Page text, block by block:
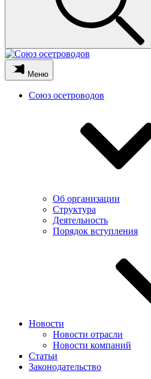
Меню
Союз осетроводов
Об организации
Структура
Деятельность
Порядок вступления
Новости
Новости отрасли
Новости компаний
Статьи
Законодательство